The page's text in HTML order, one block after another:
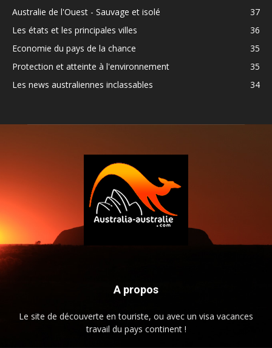
Australie de l'Ouest - Sauvage et isolé
37
Les états et les principales villes
36
Economie du pays de la chance
35
Protection et atteinte à l'environnement
35
Les news australiennes inclassables
34
A propos
Le site de découverte en touriste, ou avec un visa vacances
travail du pays continent !